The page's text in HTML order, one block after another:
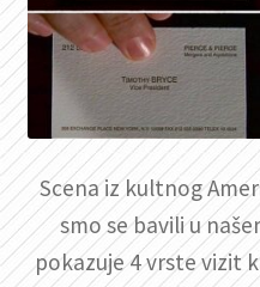
Scena iz kultnog
smo se bavili u
pokazuje 4 vrste vizit